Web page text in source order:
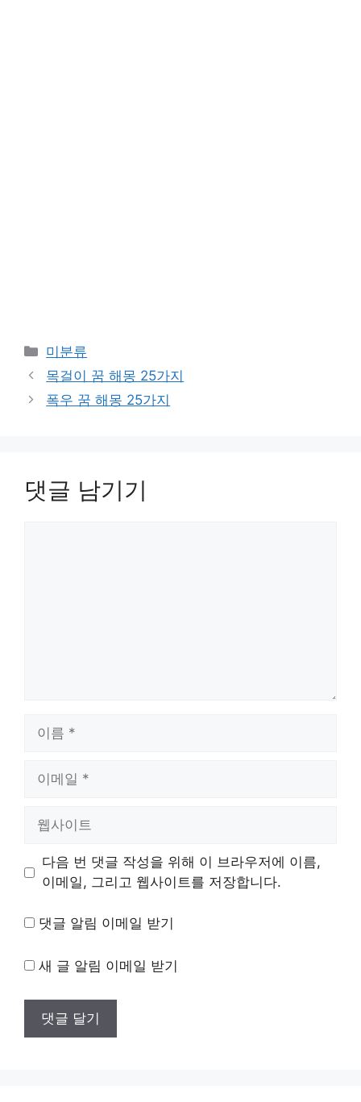
카
테
리
미분류
목걸이 꿈 해몽 25가지
​폭우 꿈 해몽 25가지
댓글 남기기
트
다음 번 댓글 작성을 위해 이 브라우저에 이름,
이메일, 그리고 웹사이트를 저장합니다.
댓글 알림 이메일 받기
새 글 알림 이메일 받기